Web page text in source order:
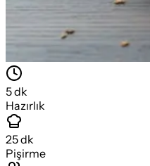
5dk
Hazırlık
25dk
Pişirme